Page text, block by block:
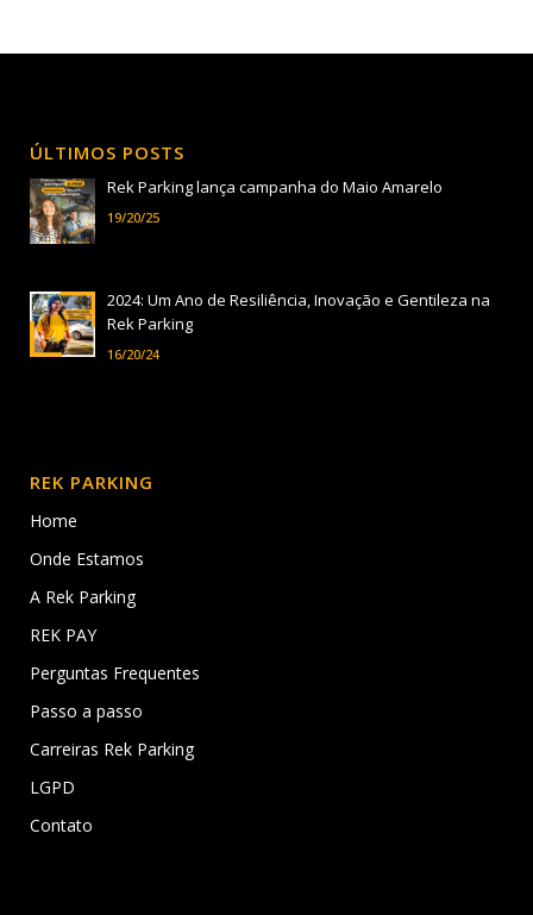
ÚLTIMOS POSTS
Rek Parking lança campanha do Maio Amarelo
19/20/25
2024: Um Ano de Resiliência, Inovação e Gentileza na
Rek Parking
16/20/24
REK PARKING
Home
Onde Estamos
A Rek Parking
REK PAY
Perguntas Frequentes
Passo a passo
Carreiras Rek Parking
LGPD
Contato